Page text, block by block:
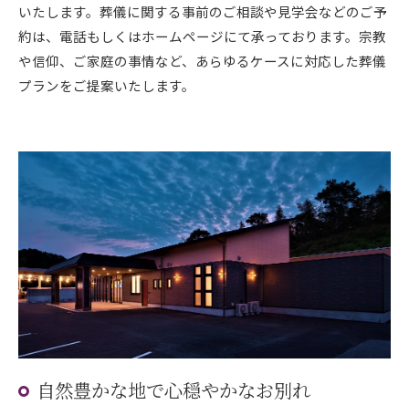
いたします。葬儀に関する事前のご相談や見学会などのご予
約は、電話もしくはホームページにて承っております。宗教
や信仰、ご家庭の事情など、あらゆるケースに対応した葬儀
プランをご提案いたします。
自然豊かな地で心穏やかなお別れ